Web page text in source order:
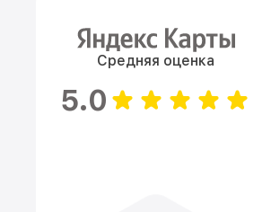
Средняя оценка
5.0